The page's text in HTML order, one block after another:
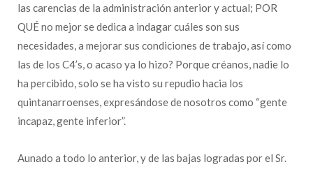
las carencias de la administración anterior y actual; POR
QUÉ no mejor se dedica a indagar cuáles son sus
necesidades, a mejorar sus condiciones de trabajo, así como
las de los C4’s, o acaso ya lo hizo? Porque créanos, nadie lo
ha percibido, solo se ha visto su repudio hacia los
quintanarroenses, expresándose de nosotros como “gente
incapaz, gente inferior”.
Aunado a todo lo anterior, y de las bajas logradas por el Sr.